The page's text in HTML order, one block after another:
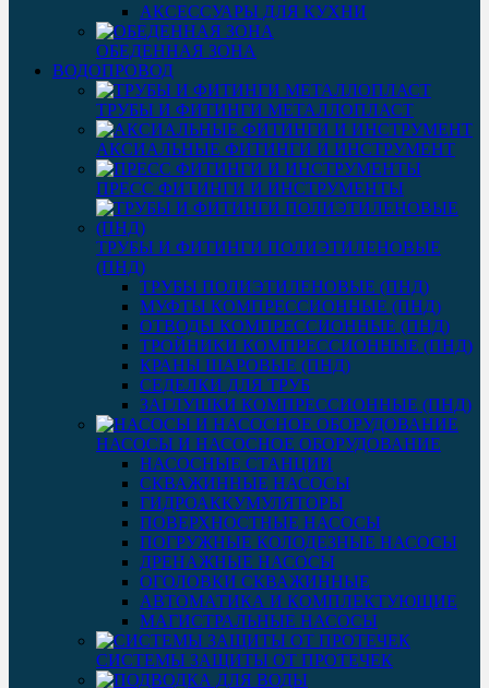
АКСЕССУАРЫ ДЛЯ КУХНИ
ОБЕДЕННАЯ ЗОНА
ВОДОПРОВОД
ТРУБЫ И ФИТИНГИ МЕТАЛЛОПЛАСТ
АКСИАЛЬНЫЕ ФИТИНГИ И ИНСТРУМЕНТ
ПРЕСС ФИТИНГИ И ИНСТРУМЕНТЫ
ТРУБЫ И ФИТИНГИ ПОЛИЭТИЛЕНОВЫЕ
(ПНД)
ТРУБЫ ПОЛИЭТИЛЕНОВЫЕ (ПНД)
МУФТЫ КОМПРЕССИОННЫЕ (ПНД)
ОТВОДЫ КОМПРЕССИОННЫЕ (ПНД)
ТРОЙНИКИ КОМПРЕССИОННЫЕ (ПНД)
КРАНЫ ШАРОВЫЕ (ПНД)
СЕДЕЛКИ ДЛЯ ТРУБ
ЗАГЛУШКИ КОМПРЕССИОННЫЕ (ПНД)
НАСОСЫ И НАСОСНОЕ ОБОРУДОВАНИЕ
НАСОСНЫЕ СТАНЦИИ
СКВАЖИННЫЕ НАСОСЫ
ГИДРОАККУМУЛЯТОРЫ
ПОВЕРХНОСТНЫЕ НАСОСЫ
ПОГРУЖНЫЕ КОЛОДЕЗНЫЕ НАСОСЫ
ДРЕНАЖНЫЕ НАСОСЫ
ОГОЛОВКИ СКВАЖИННЫЕ
АВТОМАТИКА И КОМПЛЕКТУЮЩИЕ
МАГИСТРАЛЬНЫЕ НАСОСЫ
СИСТЕМЫ ЗАЩИТЫ ОТ ПРОТЕЧЕК